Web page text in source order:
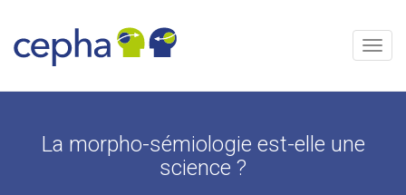
contenu
Menu
La morpho-sémiologie est-elle une
science ?